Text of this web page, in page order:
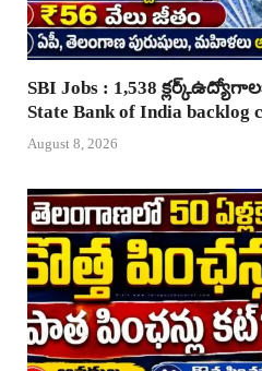
SBI Jobs : 1,538
State Bank of India backlog
August 8, 2026